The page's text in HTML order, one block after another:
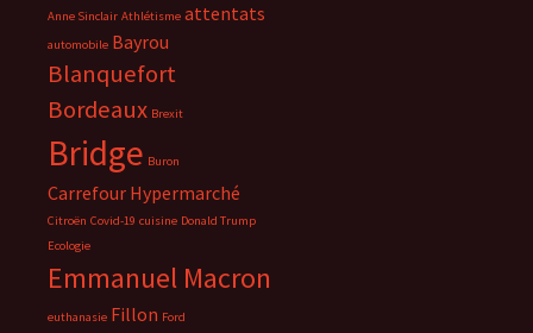
Anne Sinclair Athlétisme attentats
automobile Bayrou
Blanquefort
Bordeaux Brexit
Bridge Buron
Carrefour Hypermarché
Citroën Covid-19 cuisine Donald Trump
Ecologie
Emmanuel Macron
euthanasie Fillon Ford